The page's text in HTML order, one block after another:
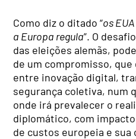
Como diz o ditado “os
a Europa regula”. O
das eleições alemãs,
de um compromisso,
entre inovação digital,
segurança coletiva, num
onde irá prevalecer o
diplomático, com
de custos europeia e